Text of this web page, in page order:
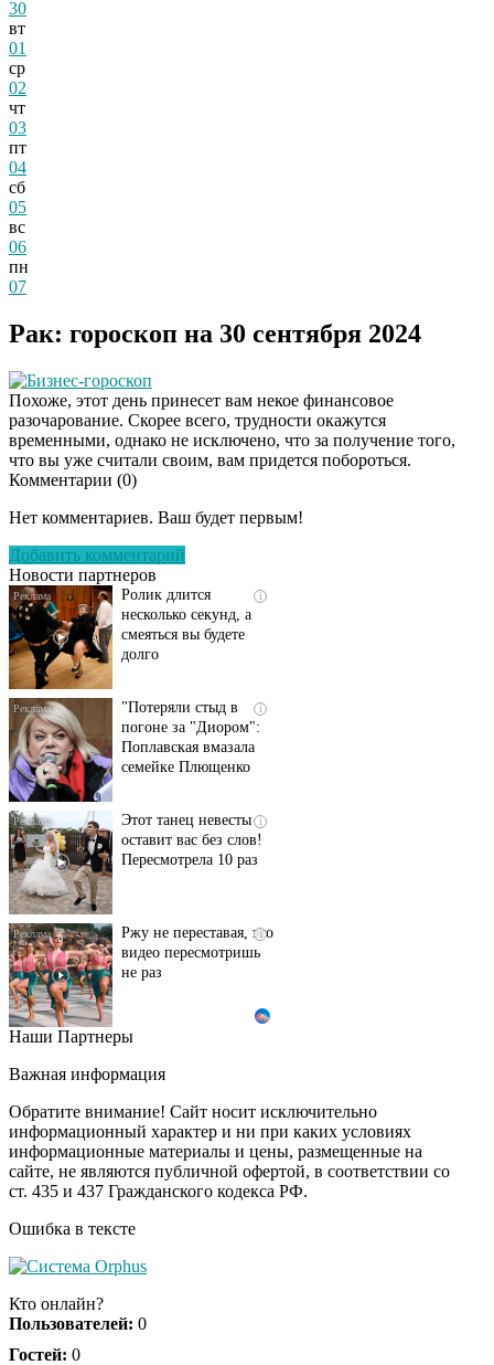
30
вт
01
ср
02
чт
03
пт
04
сб
05
вс
06
пн
07
Рак: гороскоп на 30 сентября 2024
Бизнес-гороскоп
Похоже, этот день принесет вам некое финансовое
разочарование. Скорее всего, трудности окажутся
временными, однако не исключено, что за получение того,
что вы уже считали своим, вам придется побороться.
Комментарии (0)
Нет комментариев. Ваш будет первым!
Добавить комментарий
Новости партнеров
Скрытая камера на
люди вытворяют, когда
i
Ролик длится
несколько секунд, а
смеяться вы будете
долго
i
"Потеряли стыд в
погоне за "Диором":
Поплавская вмазала
семейке Плющенко
i
Этот танец невесты
оставит вас без слов!
Пересмотрела 10 раз
i
Ржу не переставая, это
видео пересмотришь
не раз
Почему вы не сможете
купленный телевизор
i
Ролик из Омска: вы
будете смеяться долго
Ролик длится пару
Наши Партнеры
Важная информация
Обратите внимание! Сайт носит исключительно
информационный характер и ни при каких условиях
информационные материалы и цены, размещенные на
сайте, не являются публичной офертой, в соответствии со
ст. 435 и 437 Гражданского кодекса РФ.
Ошибка в тексте
Кто онлайн?
Пользователей: 0
Гостей: 0